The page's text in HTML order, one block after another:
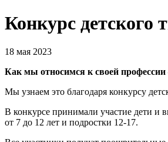
Конкурс детского
18 мая 2023
Как мы относимся к своей профессии
Мы узнаем это благодаря конкурсу
В конкурсе принимали участие дети и
от 7 до 12 лет и подростки 12-17.